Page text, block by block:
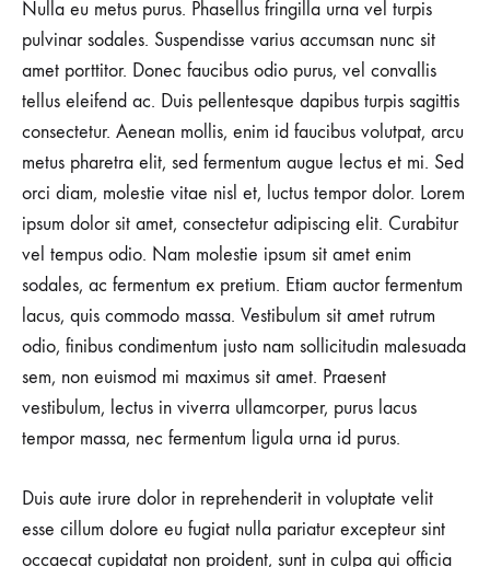
Nulla eu metus purus. Phasellus fringilla urna vel turpis
pulvinar sodales. Suspendisse varius accumsan nunc sit
amet porttitor. Donec faucibus odio purus, vel convallis
tellus eleifend ac. Duis pellentesque dapibus turpis sagittis
consectetur. Aenean mollis, enim id faucibus volutpat, arcu
metus pharetra elit, sed fermentum augue lectus et mi. Sed
orci diam, molestie vitae nisl et, luctus tempor dolor. Lorem
ipsum dolor sit amet, consectetur adipiscing elit. Curabitur
vel tempus odio. Nam molestie ipsum sit amet enim
sodales, ac fermentum ex pretium. Etiam auctor fermentum
lacus, quis commodo massa. Vestibulum sit amet rutrum
odio, finibus condimentum justo nam sollicitudin malesuada
sem, non euismod mi maximus sit amet. Praesent
vestibulum, lectus in viverra ullamcorper, purus lacus
tempor massa, nec fermentum ligula urna id purus.
Duis aute irure dolor in reprehenderit in voluptate velit
esse cillum dolore eu fugiat nulla pariatur excepteur sint
occaecat cupidatat non proident, sunt in culpa qui officia